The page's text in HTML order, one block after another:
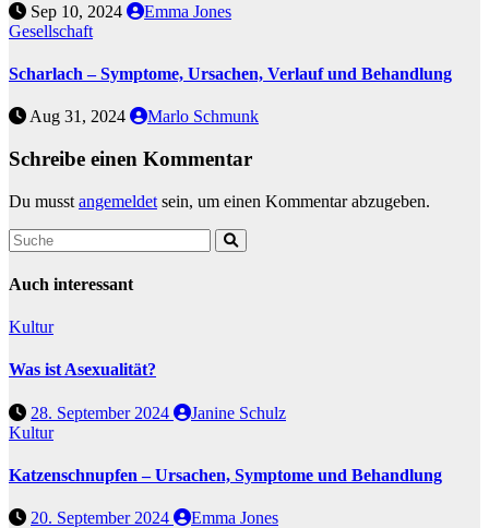
Sep 10, 2024
Emma Jones
Gesellschaft
Scharlach – Symptome, Ursachen, Verlauf und Behandlung
Aug 31, 2024 Marlo Schmunk
Schreibe einen Kommentar
Du musst angemeldet sein, um einen Kommentar abzugeben.
Auch interessant
Kultur
Was ist Asexualität?
28. September 2024
Janine Schulz
Kultur
Katzenschnupfen – Ursachen, Symptome und Behandlung
20. September 2024 Emma Jones